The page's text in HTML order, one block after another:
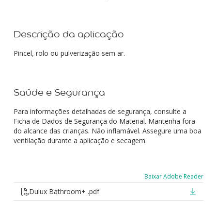
Descrição da aplicação
Pincel, rolo ou pulverização sem ar.
Saúde e Segurança
Para informações detalhadas de segurança, consulte a
Ficha de Dados de Segurança do Material. Mantenha fora
do alcance das crianças. Não inflamável. Assegure uma boa
ventilação durante a aplicação e secagem.
Baixar Adobe Reader
Dulux Bathroom+ .pdf